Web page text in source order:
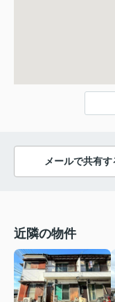
メールで共有す
近隣の物件